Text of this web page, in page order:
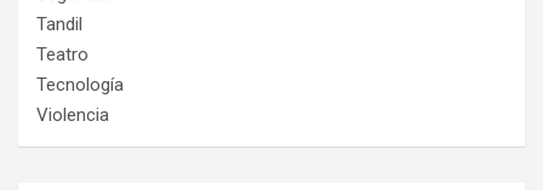
Tandil
Teatro
Tecnología
Violencia